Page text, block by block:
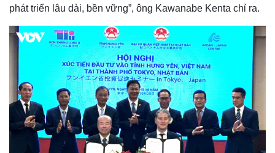
phát triển lâu dài, bền vững”, ông Kawanabe Kenta chỉ ra.